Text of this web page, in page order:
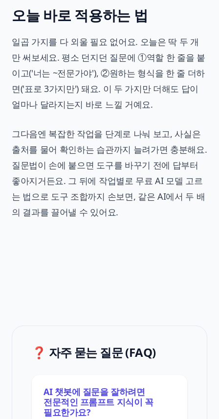
오늘 바로 적용하는 법
일곱 가지를 다 외울 필요 없어요. 오늘은 딱 두 개
만 써보세요. 평소 던지던 질문에 ①역할 한 줄을 붙
이고('너는 ~전문가야'), ②원하는 형식을 한 줄 더하
면('표로 3가지만') 돼요. 이 두 가지만 더해도 답이
얼마나 달라지는지 바로 느낄 거예요.
그다음엔 복잡한 작업을 단계로 나눠 보고, 사실은
출처를 물어 확인하는 습관까지 늘려가면 충분해요.
질문법이 손에 붙으면 도구를 바꾸기 전에 답부터
좋아지거든요. 그 뒤에 작업별로 무료 AI 모델 고르
는 법으로 도구 조합까지 손보면, 같은 AI에서 두 배
의 결과를 끌어낼 수 있어요.
❓ 자주 묻는 질문 (FAQ)
AI 챗봇에 질문을 잘하려면
전문적인 프롬프트 지식이 꼭
필요한가요?